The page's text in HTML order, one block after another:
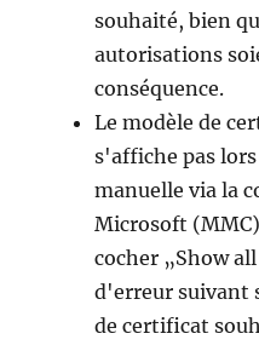
souhaité, bien
autorisations
conséquence.
Le modèle de
s'affiche pas
manuelle via la
Microsoft
cocher „Show
d'erreur suivant
de certificat